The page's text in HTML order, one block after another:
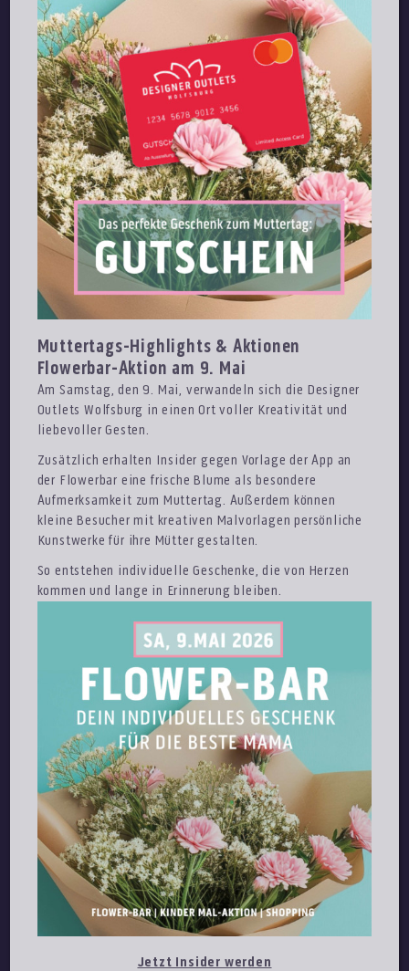
Muttertags-Highlights & Aktionen
Flowerbar-Aktion am 9. Mai
Am Samstag, den 9. Mai, verwandeln sich die Designer
Outlets Wolfsburg in einen Ort voller Kreativität und
liebevoller Gesten.
Zusätzlich erhalten Insider gegen Vorlage der App an
der Flowerbar eine frische Blume als besondere
Aufmerksamkeit zum Muttertag. Außerdem können
kleine Besucher mit kreativen Malvorlagen persönliche
Kunstwerke für ihre Mütter gestalten.
So entstehen individuelle Geschenke, die von Herzen
kommen und lange in Erinnerung bleiben.
Jetzt Insider werden